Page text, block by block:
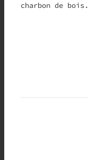
charbon de bois.